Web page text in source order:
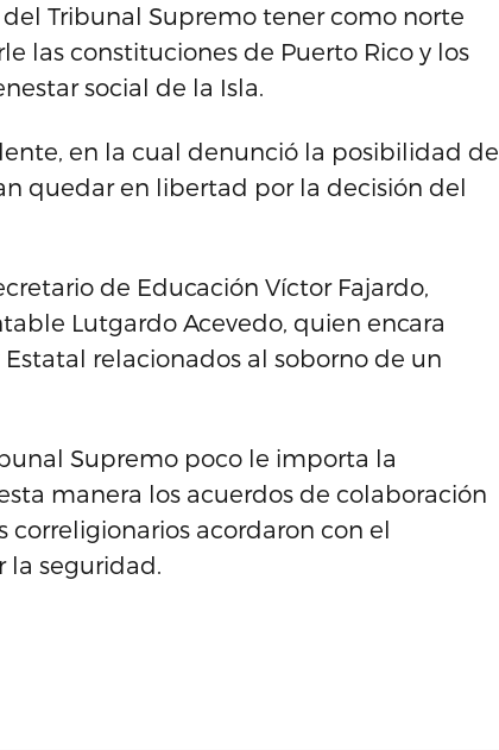
Tribunal Supremo tener como norte
las constituciones de Puerto Rico y los
social de la Isla.
en la cual denunció la posibilidad de
quedar en libertad por la decisión del
de Educación Víctor Fajardo,
Lutgardo Acevedo, quien encara
relacionados al soborno de un
Supremo poco le importa la
manera los acuerdos de colaboración
acordaron con el
la seguridad.